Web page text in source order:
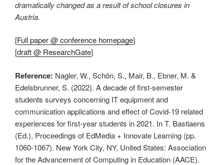
dramatically changed as a result of school closures in
Austria.
[Full paper @ conference homepage]
[draft @ ResearchGate]
Reference: Nagler, W., Schön, S., Mair, B., Ebner, M. &
Edelsbrunner, S. (2022). A decade of first-semester
students surveys concerning IT equipment and
communication applications and effect of Covid-19 related
experiences for first-year students in 2021. In T. Bastiaens
(Ed.), Proceedings of EdMedia + Innovate Learning (pp.
1060-1067). New York City, NY, United States: Association
for the Advancement of Computing in Education (AACE).